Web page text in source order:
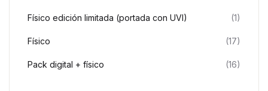
Físico edición limitada (portada con UVI) (1)
Físico (17)
Pack digital + físico (16)